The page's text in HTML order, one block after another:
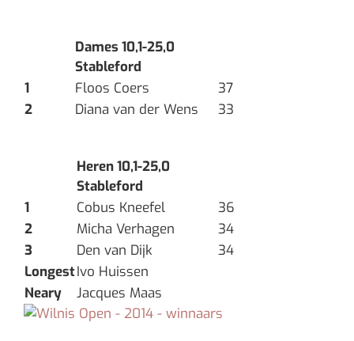
Dames 10,1-25,0
Stableford
1
Floos Coers
37
2
Diana van der Wens 33
Heren 10,1-25,0
Stableford
1
Cobus Kneefel
36
2
Micha Verhagen
34
3
Den van Dijk
34
LongestIvo Huissen
Neary
Jacques Maas